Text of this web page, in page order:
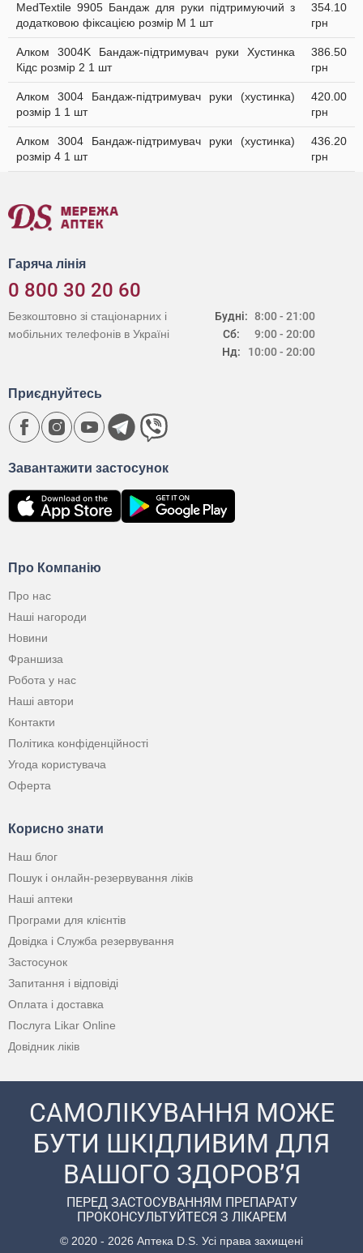
MedTextile 9905 Бандаж для руки підтримуючий з
додатковою фіксацією розмір M 1 шт
354.10
грн
Алком 3004K Бандаж-підтримувач руки Хустинка
Кідс розмір 2 1 шт
386.50
грн
Алком 3004 Бандаж-підтримувач руки (хустинка)
розмір 1 1 шт
420.00
грн
Алком 3004 Бандаж-підтримувач руки (хустинка)
розмір 4 1 шт
436.20
грн
Гаряча лінія
0 800 30 20 60
Будні:
Сб:
Нд:
8:00 - 21:00
9:00 - 20:00
10:00 - 20:00
Безкоштовно зі стаціонарних і
мобільних телефонів в Україні
Про Компанію
Про нас
Наші нагороди
Новини
Франшиза
Робота у нас
Наші автори
Контакти
Політика конфіденційності
Угода користувача
Оферта
Корисно знати
Наш блог
Пошук і онлайн-резервування ліків
Наші аптеки
Програми для клієнтів
Довідка і Служба резервування
Застосунок
Запитання і відповіді
Оплата і доставка
Послуга Likar Online
Довідник ліків
Завантажити застосунок
Приєднуйтесь
САМОЛІКУВАННЯ МОЖЕ
БУТИ ШКІДЛИВИМ ДЛЯ
ВАШОГО ЗДОРОВ’Я
ПЕРЕД ЗАСТОСУВАННЯМ ПРЕПАРАТУ
ПРОКОНСУЛЬТУЙТЕСЯ З ЛІКАРЕМ
© 2020 - 2026 Аптека D.S. Усі права захищені